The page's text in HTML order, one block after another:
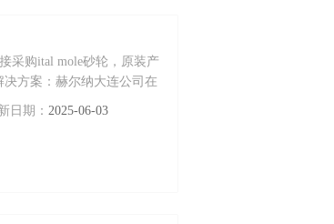
采购ital mole砂轮，原装产
方案：赫尔纳大连公司在
。
日期：2025-06-03